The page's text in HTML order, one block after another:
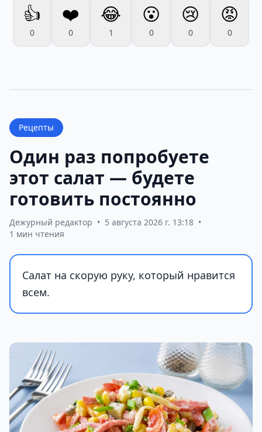
👍
0
❤️
0
😂
1
😮
0
😢
0
😡
0
Рецепты
Один раз попробуете
этот салат — будете
готовить постоянно
Дежурный редактор • 5 августа 2026 г. 13:18 •
1 мин чтения
Салат на скорую руку, который нравится
всем.